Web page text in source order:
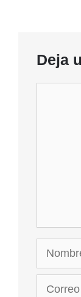
Deja
Nombre